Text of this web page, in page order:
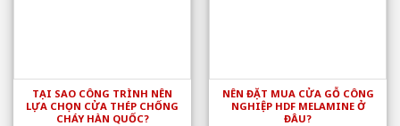
TẠI SAO CÔNG TRÌNH NÊN
LỰA CHỌN CỬA THÉP CHỐNG
CHÁY HÀN QUỐC?
NÊN ĐẶT MUA CỬA GỖ CÔNG
NGHIỆP HDF MELAMINE Ở
ĐÂU?